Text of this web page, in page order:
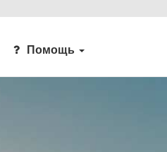
Помощь